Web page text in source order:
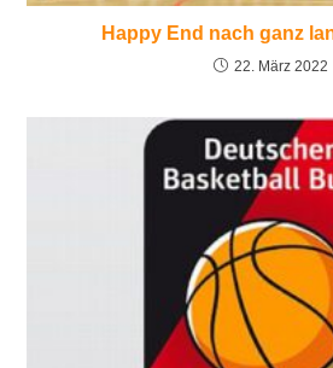
Happy End nach ganz
22. März 2022